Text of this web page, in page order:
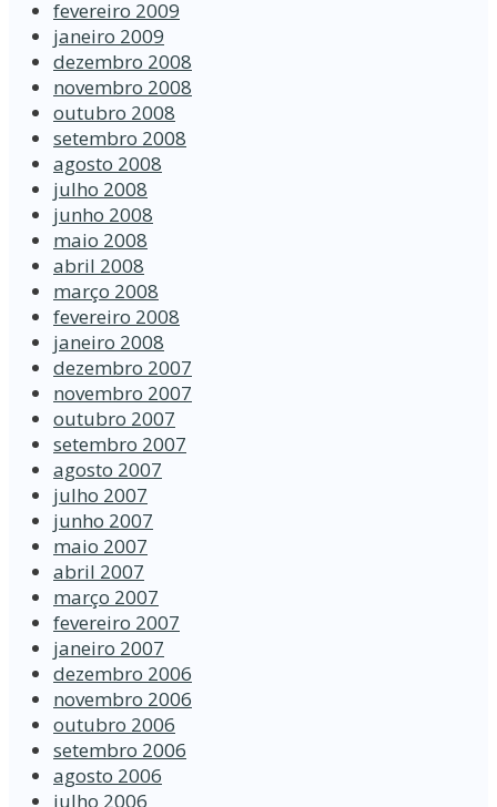
fevereiro 2009
janeiro 2009
dezembro 2008
novembro 2008
outubro 2008
setembro 2008
agosto 2008
julho 2008
junho 2008
maio 2008
abril 2008
março 2008
fevereiro 2008
janeiro 2008
dezembro 2007
novembro 2007
outubro 2007
setembro 2007
agosto 2007
julho 2007
junho 2007
maio 2007
abril 2007
março 2007
fevereiro 2007
janeiro 2007
dezembro 2006
novembro 2006
outubro 2006
setembro 2006
agosto 2006
julho 2006